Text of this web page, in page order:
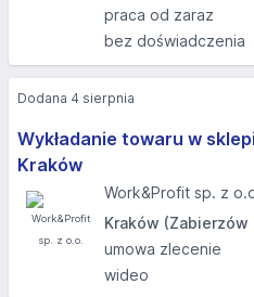
praca od zaraz
bez doświadczenia
Wykładanie towaru w
Kraków
Work&Profit sp. z
Kraków (Zabierzów
umowa zlecenie
wideo
Dodana 4 sierpnia